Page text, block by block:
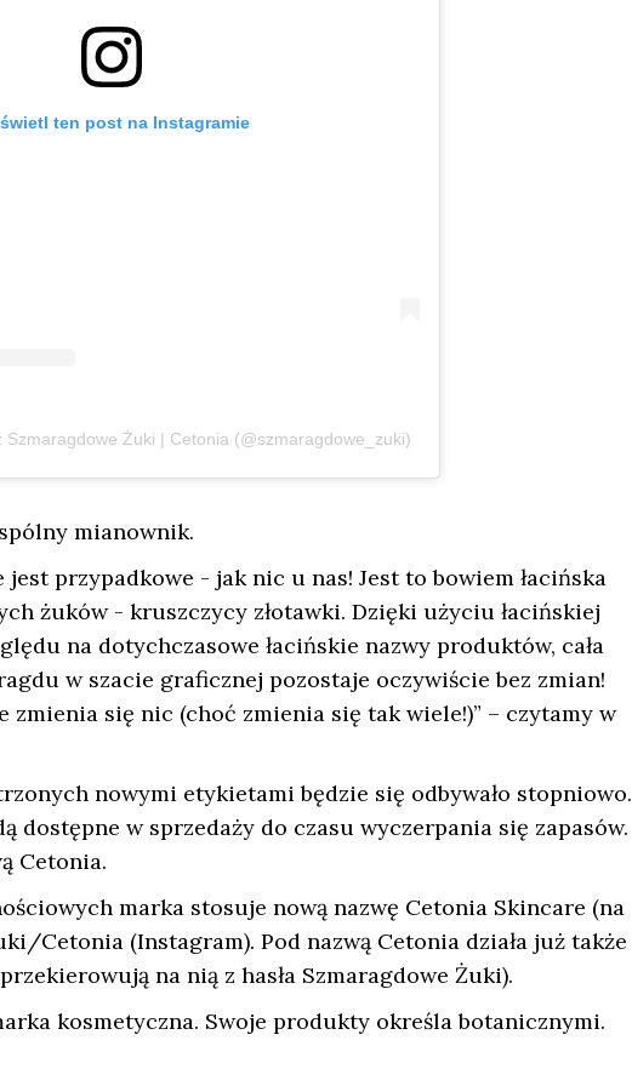
ten post na Instagramie
Szmaragdowe Żuki | Cetonia (@szmaragdowe_zuki)
mianownik.
przypadkowe - jak nic u nas! Jest to bowiem łacińska
żuków - kruszczycy złotawki. Dzięki użyciu łacińskiej
na dotychczasowe łacińskie nazwy produktów, cała
w szacie graficznej pozostaje oczywiście bez zmian!
zmienia się nic (choć zmienia się tak wiele!)” – czytamy w
nowymi etykietami będzie się odbywało stopniowo.
dostępne w sprzedaży do czasu wyczerpania się zapasów.
Cetonia.
marka stosuje nową nazwę Cetonia Skincare (na
Cetonia (Instagram). Pod nazwą Cetonia działa już także
na nią z hasła Szmaragdowe Żuki).
kosmetyczna. Swoje produkty określa botanicznymi.